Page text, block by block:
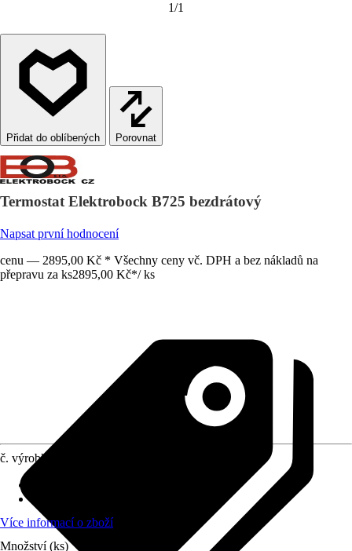
1/1
Porovnat
Termostat Elektrobock B725 bezdrátový
Napsat první hodnocení
cenu — 2895,00 Kč * Všechny ceny vč. DPH a bez nákladů na
přepravu za ks2895,00 Kč*/ ks
č. výrobku
Více informací o zboží
Množství (ks)